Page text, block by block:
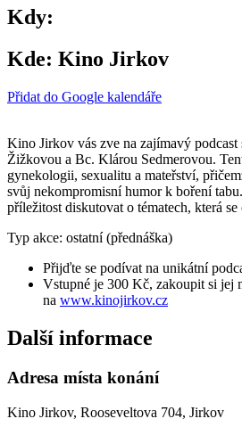
Kdy:
Kde: Kino Jirkov
Přidat do Google kalendáře
Kino Jirkov vás zve na zajímavý
Žižkovou a Bc. Klárou Sedmerovou.
gynekologii, sexualitu a mateřství,
svůj nekompromisní humor k boření
příležitost diskutovat o tématech, která se
Typ akce: ostatní (přednáška)
Přijďte se podívat na unikátní
Vstupné je 300 Kč, zakoupit si jej
na www.kinojirkov.cz
Další informace
Adresa místa konání
Kino Jirkov, Rooseveltova 704, Jirkov